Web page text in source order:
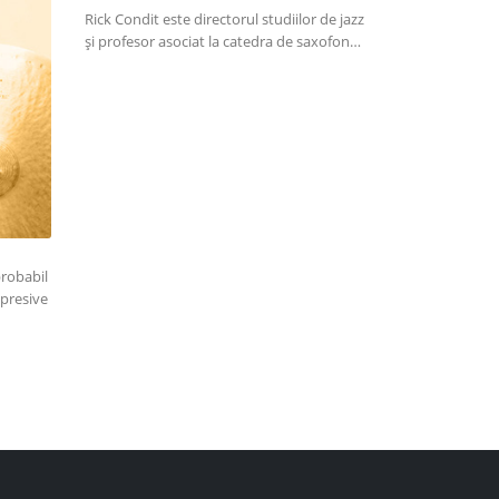
Rick Condit este directorul studiilor de jazz
și profesor asociat la catedra de saxofon…